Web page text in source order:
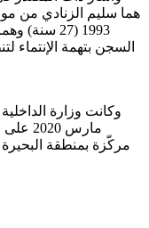
1993 (27
السجن بتهمة الإنتماء